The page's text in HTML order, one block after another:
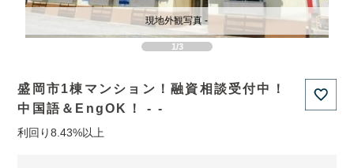
1/3
現地外観写真 -
盛岡市1棟マンション！融資相談受付中！
中国語＆EngOK！ - -
利回り8.43%以上